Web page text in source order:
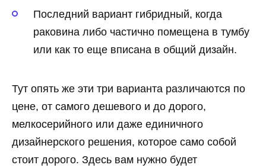
Последний вариант гибридный, когда
раковина либо частично помещена в тумбу
или как то еще вписана в общий дизайн.
Тут опять же эти три варианта различаются по
цене, от самого дешевого и до дорого,
мелкосерийного или даже единичного
дизайнерского решения, которое само собой
стоит дорого. Здесь вам нужно будет